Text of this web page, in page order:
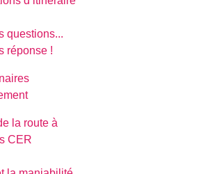
questions...
réponse !
la route à
CER